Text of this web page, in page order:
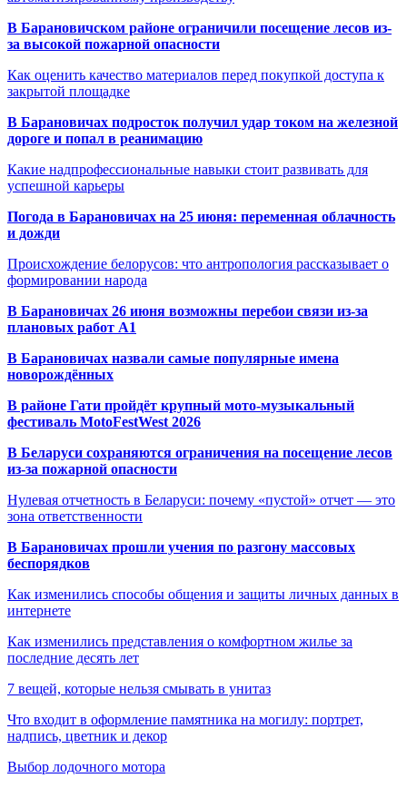
В Барановичском районе ограничили посещение лесов из-
за высокой пожарной опасности
Как оценить качество материалов перед покупкой доступа к
закрытой площадке
В Барановичах подросток получил удар током на железной
дороге и попал в реанимацию
Какие надпрофессиональные навыки стоит развивать для
успешной карьеры
Погода в Барановичах на 25 июня: переменная облачность
и дожди
Происхождение белорусов: что антропология рассказывает о
формировании народа
В Барановичах 26 июня возможны перебои связи из-за
плановых работ A1
В Барановичах назвали самые популярные имена
новорождённых
В районе Гати пройдёт крупный мото-музыкальный
фестиваль MotoFestWest 2026
В Беларуси сохраняются ограничения на посещение лесов
из-за пожарной опасности
Нулевая отчетность в Беларуси: почему «пустой» отчет — это
зона ответственности
В Барановичах прошли учения по разгону массовых
беспорядков
Как изменились способы общения и защиты личных данных в
интернете
Как изменились представления о комфортном жилье за
последние десять лет
7 вещей, которые нельзя смывать в унитаз
Что входит в оформление памятника на могилу: портрет,
надпись, цветник и декор
Выбор лодочного мотора